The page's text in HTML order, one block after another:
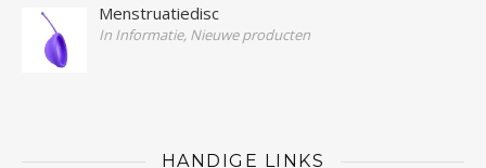
Menstruatiedisc
In Informatie, Nieuwe producten
HANDIGE LINKS